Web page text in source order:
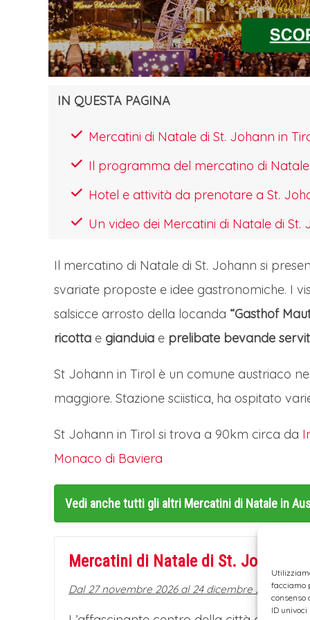
facciamo
consenso
ID
IN QUESTA PAGINA
Mercatini di Natale di St. Johann in
Il programma del mercatino di
Hotel e attività da prenotare a St.
Un video dei Mercatini di Natale di St.
Il mercatino di Natale di St. Johann si
svariate proposte e idee gastronomiche. I
salsicce arrosto della locanda “Gasthof
ricotta e gianduia e prelibate bevande
St Johann in Tirol è un comune austriaco
maggiore. Stazione sciistica, ha ospitato
St Johann in Tirol si trova a 90km circa da
Monaco di Baviera
Vedi anche tutti gli altri Mercatini di Natale in
Mercatini di Natale di St. Johann
Dal 27 novembre 2026 al 24 dicembre 2026Date